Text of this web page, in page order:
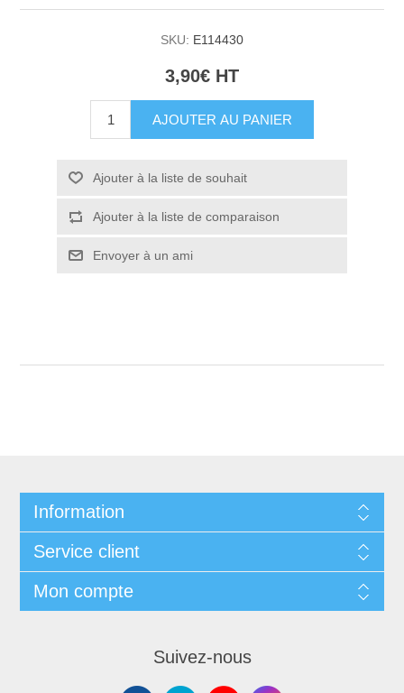
SKU: E114430
3,90€ HT
AJOUTER AU PANIER
Ajouter à la liste de souhait
Ajouter à la liste de comparaison
Envoyer à un ami
Information
Service client
Mon compte
Suivez-nous